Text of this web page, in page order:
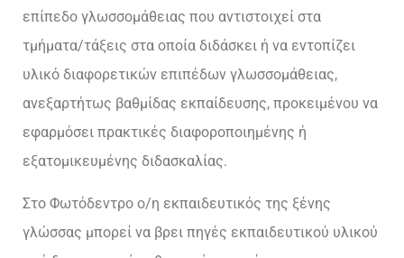
επίπεδο γλωσσομάθειας που αντιστοιχεί στα
τμήματα/τάξεις στα οποία διδάσκει ή να εντοπίζει
υλικό διαφορετικών επιπέδων γλωσσομάθειας,
ανεξαρτήτως βαθμίδας εκπαίδευσης, προκειμένου να
εφαρμόσει πρακτικές διαφοροποιημένης ή
εξατομικευμένης διδασκαλίας.
Στο Φωτόδεντρο ο/η εκπαιδευτικός της ξένης
γλώσσας μπορεί να βρει πηγές εκπαιδευτικού υλικού